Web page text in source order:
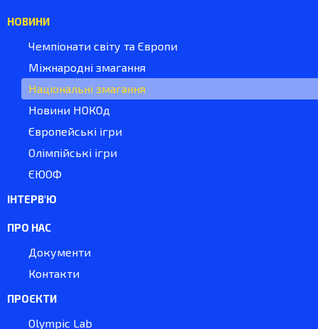
НОВИНИ
Чемпіонати світу та Європи
Міжнародні змагання
Національні змагання
Новини НОКОд
Європейські ігри
Олімпійські ігри
ЄЮОФ
ІНТЕРВ'Ю
ПРО НАС
Документи
Контакти
ПРОЄКТИ
Olympic Lab